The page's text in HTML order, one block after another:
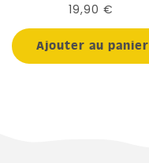
Prix
habituel
19,90 €
Ajouter au panier